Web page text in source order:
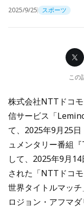
2025/9/25 スポーツ
この
株式会社NTTドコ
信サービス「
て、2025年9月25
ュメンタリー番組
して、2025年9月
された「NTTドコ
世界タイトルマッ
ロジョン・アフマ